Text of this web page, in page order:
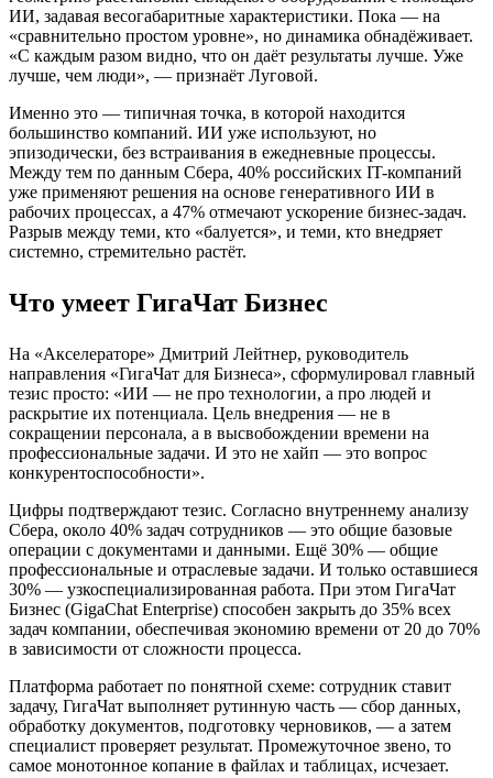
ИИ, задавая весогабаритные характеристики. Пока — на
«сравнительно простом уровне», но динамика обнадёживает.
«С каждым разом видно, что он даёт результаты лучше. Уже
лучше, чем люди», — признаёт Луговой.
Именно это — типичная точка, в которой находится
большинство компаний. ИИ уже используют, но
эпизодически, без встраивания в ежедневные процессы.
Между тем по данным Сбера, 40% российских IT-компаний
уже применяют решения на основе генеративного ИИ в
рабочих процессах, а 47% отмечают ускорение бизнес-задач.
Разрыв между теми, кто «балуется», и теми, кто внедряет
системно, стремительно растёт.
Что умеет ГигаЧат Бизнес
На «Акселераторе» Дмитрий Лейтнер, руководитель
направления «ГигаЧат для Бизнеса», сформулировал главный
тезис просто: «ИИ — не про технологии, а про людей и
раскрытие их потенциала. Цель внедрения — не в
сокращении персонала, а в высвобождении времени на
профессиональные задачи. И это не хайп — это вопрос
конкурентоспособности».
Цифры подтверждают тезис. Согласно внутреннему анализу
Сбера, около 40% задач сотрудников — это общие базовые
операции с документами и данными. Ещё 30% — общие
профессиональные и отраслевые задачи. И только оставшиеся
30% — узкоспециализированная работа. При этом ГигаЧат
Бизнес (GigaChat Enterprise) способен закрыть до 35% всех
задач компании, обеспечивая экономию времени от 20 до 70%
в зависимости от сложности процесса.
Платформа работает по понятной схеме: сотрудник ставит
задачу, ГигаЧат выполняет рутинную часть — сбор данных,
обработку документов, подготовку черновиков, — а затем
специалист проверяет результат. Промежуточное звено, то
самое монотонное копание в файлах и таблицах, исчезает.